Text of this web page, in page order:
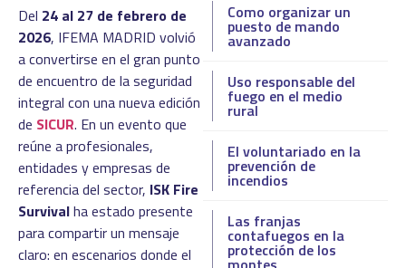
Del 24 al 27 de febrero de
2026, IFEMA MADRID volvió
a convertirse en el gran punto
de encuentro de la seguridad
integral con una nueva edición
de SICUR. En un evento que
reúne a profesionales,
entidades y empresas de
referencia del sector, ISK Fire
Survivalha estado presente
para compartir un mensaje
claro: en escenarios donde el
Como organizar un
puesto de mando
avanzado
Uso responsable del
fuego en el medio
rural
El voluntariado en la
prevención de
incendios
Las franjas
contafuegos en la
protección de los